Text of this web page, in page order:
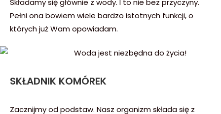
Pełni ona bowiem wiele bardzo istotnych funkcji, o
których już Wam opowiadam.
SKŁADNIK KOMÓREK
Zacznijmy od podstaw. Nasz organizm składa się z